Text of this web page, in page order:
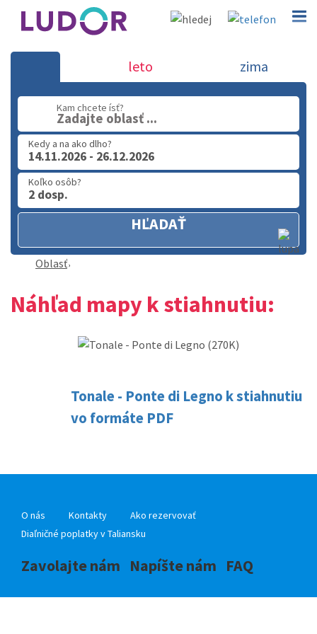
Dovolenka Taliansko - 2026-
02 2063 3182
leto zima
Kam chcete ísť?
Zadajte oblasť ...
Kedy a na ako dlho?
14.11.2026 - 26.12.2026
Koľko osôb?
2 dosp.
HĽADAŤ
Oblasť
Náhľad mapy k stiahnutiu:
Tonale - Ponte di Legno k stiahnutiu
vo formáte PDF
O nás Kontakty
Ako rezervovať
Diaľničné poplatky v Taliansku
Zavolajte nám Napíšte nám FAQ